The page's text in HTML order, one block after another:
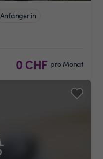
Anfänger:in
0 CHF pro Monat